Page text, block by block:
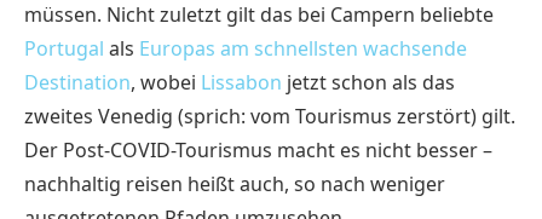
müssen. Nicht zuletzt gilt das bei Campern beliebte
Portugal als Europas am schnellsten wachsende
Destination, wobei Lissabon jetzt schon als das
zweites Venedig (sprich: vom Tourismus zerstört) gilt.
Der Post-COVID-Tourismus macht es nicht besser –
nachhaltig reisen heißt auch, so nach weniger